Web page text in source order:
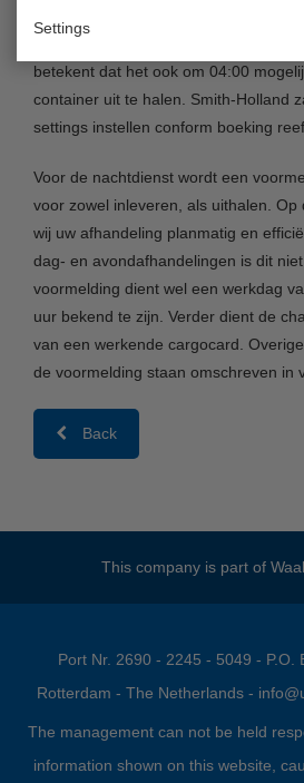
Settings
De nachtelijke uren zullen ook benut
reefer containers, in samenwerking
betekent dat het ook om 04:00
container uit te halen. Smith-Holland
settings instellen conform boeking
Voor de nachtdienst wordt een
voor zowel inleveren, als uithalen. Op
wij uw afhandeling planmatig en
dag- en avondafhandelingen is dit
voormelding dient wel een werkdag
uur bekend te zijn. Verder dient de
van een werkende cargocard.
de voormelding staan omschreven in
Back
This company is part of
Port Nr. 2690 - 2245 - 5049 - P.O.
Rotterdam - The Netherlands -
The management can not be held
information shown on this website,